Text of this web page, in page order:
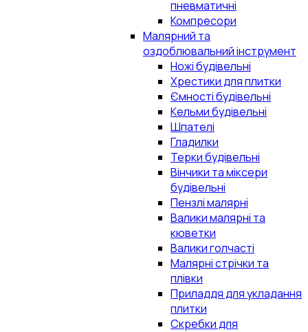
пневматичні
Компресори
Малярний та
оздоблювальний інструмент
Ножі будівельні
Хрестики для плитки
Ємності будівельні
Кельми будівельні
Шпателі
Гладилки
Терки будівельні
Вінчики та міксери
будівельні
Пензлі малярні
Валики малярні та
кюветки
Валики голчасті
Малярні стрічки та
плівки
Приладдя для укладання
плитки
Скребки для